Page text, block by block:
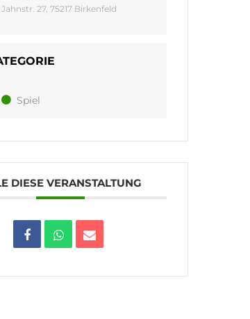
Jahnstr. 27, 75217 Birkenfeld
Spiel
DIESE VERANSTALTUNG